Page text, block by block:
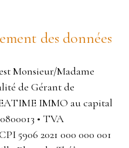
des données
Monsieur/Madame
de Gérant de
IMMO au capital
• TVA
5906 2021 000 000 001